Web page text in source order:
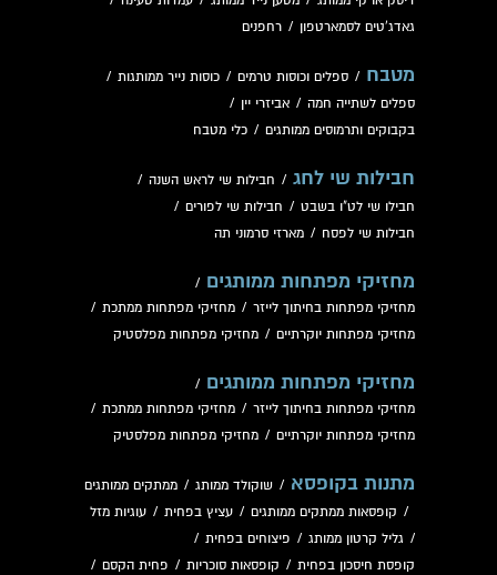
גאדג'טים לסמארטפון / רחפנים
מטבח / ספלים וכוסות טרמים / כוסות נייר ממותגות /
ספלים לשתייה חמה / אביזרי יין /
בקבוקים ותרמוסים ממותגים / כלי מטבח
חבילות שי לחג / חבילות שי לראש השנה /
חבילו שי לט"ו בשבט / חבילות שי לפורים /
חבילות שי לפסח / מארזי סרמוני תה
מחזיקי מפתחות ממותגים /
מחזיקי מפתחות בחיתוך לייזר / מחזיקי מפתחות ממתכת /
מחזיקי מפתחות יוקרתיים / מחזיקי מפתחות מפלסטיק
מחזיקי מפתחות ממותגים /
מחזיקי מפתחות בחיתוך לייזר / מחזיקי מפתחות ממתכת /
מחזיקי מפתחות יוקרתיים / מחזיקי מפתחות מפלסטיק
מתנות בקופסא / שוקולד ממותג / ממתקים ממותגים
/ קופסאות ממתקים ממותגים / עציץ בפחית / עוגיות מזל
/ גליל קרטון ממותג / פיצוחים בפחית /
קופסת חיסכון בפחית / קופסאות סוכריות / פחית הקסם /